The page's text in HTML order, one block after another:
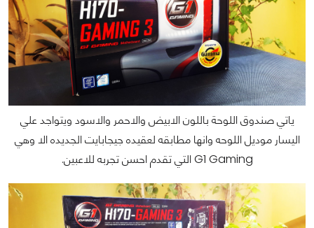
ياتي صندوق اللوحة باللون الابيض والاحمر والاسود ويتواجد علي
اليسار موديل اللوحه وانها مطابقه لعقيده جيجابايت الجديده الا وهي
G1 Gaming التي تقدم احسن تجربه للاعبين.